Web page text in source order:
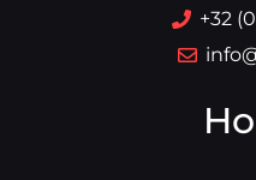
+32